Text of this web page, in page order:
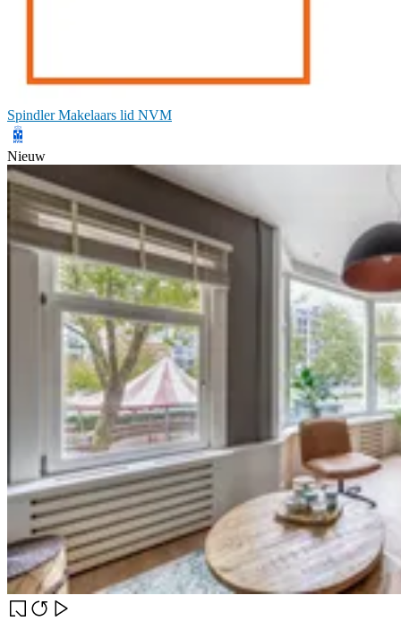
Spindler Makelaars lid NVM
Nieuw